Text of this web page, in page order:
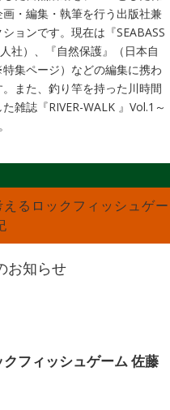
・編集・執筆を行う出版社兼
ョンです。現在は『SEABASS
社）、『自然保護』（日本自
集ページ）などの編集に携わ
。また、釣り竿を持った川時間
雑誌『RIVER-WALK 』Vol.1～
えるロックフィッシュゲー
お知らせ
フィッシュゲーム 佐藤